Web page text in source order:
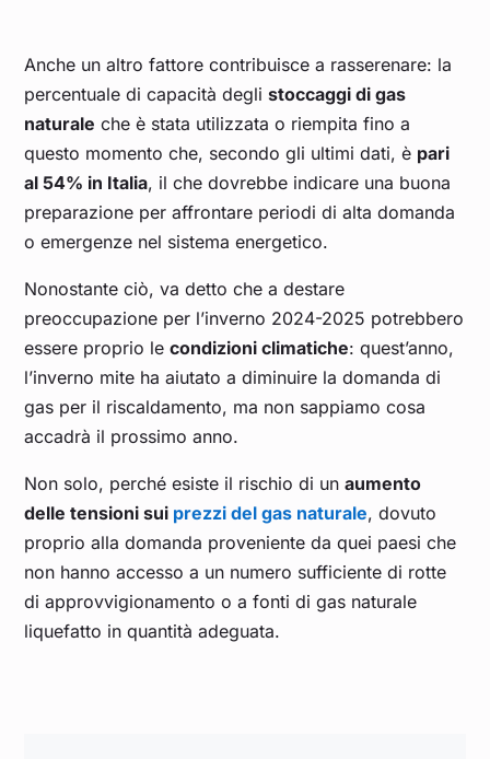
Anche un altro fattore contribuisce a rasserenare: la
percentuale di capacità deglistoccaggi di gas
naturale che è stata utilizzata o riempita fino a
questo momento che, secondo gli ultimi dati, è pari
al 54% in Italia, il che dovrebbe indicare una buona
preparazione per affrontare periodi di alta domanda
o emergenze nel sistema energetico.
Nonostante ciò, va detto che a destare
preoccupazione per l’inverno 2024-2025 potrebbero
essere proprio lecondizioni climatiche: quest’anno,
l’inverno mite ha aiutato a diminuire la domanda di
gas per il riscaldamento, ma non sappiamo cosa
accadrà il prossimo anno.
Non solo, perché esiste il rischio di unaumento
delle tensioni sui prezzi del gas naturale, dovuto
proprio alla domanda proveniente da quei paesi che
non hanno accesso a un numero sufficiente di rotte
di approvvigionamento o a fonti di gas naturale
liquefatto in quantità adeguata.